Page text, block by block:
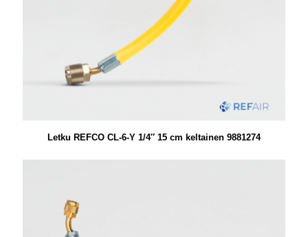
Letku REFCO CL-6-Y 1/4″ 15 cm keltainen 9881274